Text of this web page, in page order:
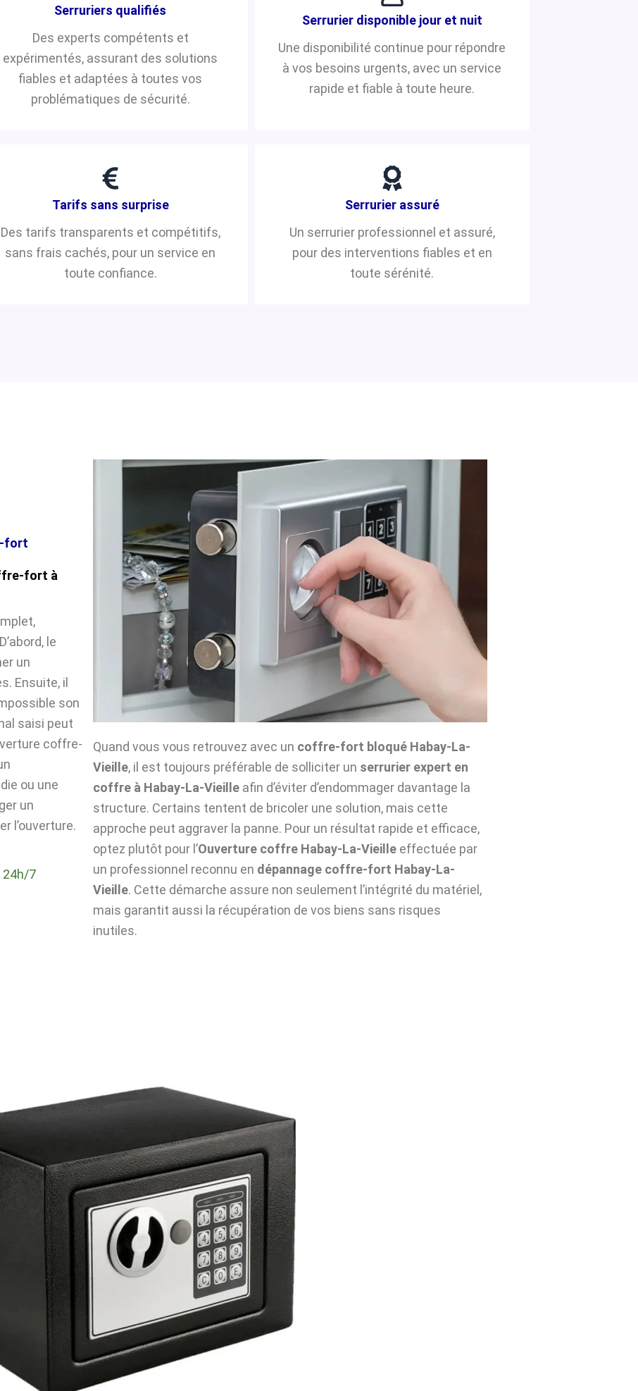
Serruriers qualifiés
Des experts compétents et
expérimentés, assurant des solutions
fiables et adaptées à toutes vos
problématiques de sécurité.
Serrurier disponible jour et nuit
Une disponibilité continue pour répondre
à vos besoins urgents, avec un service
rapide et fiable à toute heure.
Tarifs sans surprise
Des tarifs transparents et compétitifs,
sans frais cachés, pour un service en
toute confiance.
Serrurier assuré
Un serrurier professionnel et assuré,
pour des interventions fiables et en
toute sérénité.
fort
fort à
le
un
Ensuite, il
son
saisi peut
coffre-
ou une
un
l’ouverture.
24h/7
Quand vous vous retrouvez avec un coffre-fort bloqué Habay-La-
Vieille, il est toujours préférable de solliciter un serrurier expert en
coffre à Habay-La-Vieille afin d’éviter d’endommager davantage la
structure. Certains tentent de bricoler une solution, mais cette
approche peut aggraver la panne. Pour un résultat rapide et efficace,
optez plutôt pour l’Ouverture coffre Habay-La-Vieille effectuée par
un professionnel reconnu en dépannage coffre-fort Habay-La-
Vieille. Cette démarche assure non seulement l’intégrité du matériel,
mais garantit aussi la récupération de vos biens sans risques
inutiles.